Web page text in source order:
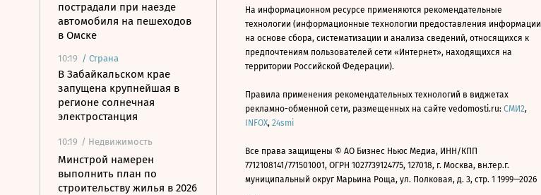
пострадали при наезде
автомобиля на пешеходов
в Омске
10:19 / Страна
В Забайкальском крае
запущена крупнейшая в
регионе солнечная
электростанция
10:19 / Недвижимость
Минстрой намерен
выполнить план по
строительству жилья в 2026
На информационном ресурсе применяются рекомендательные
технологии (информационные технологии предоставления информации
на основе сбора, систематизации и анализа сведений, относящихся к
предпочтениям пользователей сети «Интернет», находящихся на
территории Российской Федерации).
Правила применения рекомендательных технологий в виджетах
рекламно-обменной сети, размещенных на сайте vedomosti.ru: СМИ2,
INFOX, 24smi
Все права защищены © АО Бизнес Ньюс Медиа, ИНН/КПП
7712108141/771501001, ОГРН 1027739124775, 127018, г. Москва, вн.тер.г.
муниципальный округ Марьина Роща, ул. Полковая, д. 3, стр. 1 1999—2026